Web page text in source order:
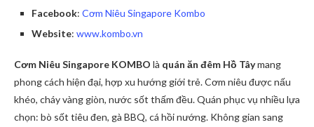
Facebook: Cơm Niêu Singapore Kombo
Website: www.kombo.vn
Cơm Niêu Singapore KOMBO là quán ăn đêm Hồ Tâymang
phong cách hiện đại, hợp xu hướng giới trẻ. Cơm niêu được nấu
khéo, cháy vàng giòn, nước sốt thấm đều. Quán phục vụ nhiều lựa
chọn: bò sốt tiêu đen, gà BBQ, cá hồi nướng. Không gian sang